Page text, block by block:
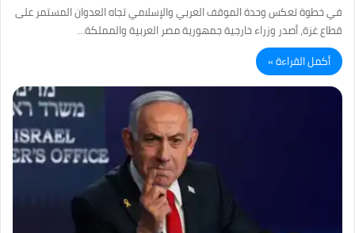
في خطوة تعكس وحدة الموقف العربي والإسلامي تجاه العدوان المستمر على
قطاع غزة، أصدر وزراء خارجية جمهورية مصر العربية والمملكة…
أكمل القراءة »